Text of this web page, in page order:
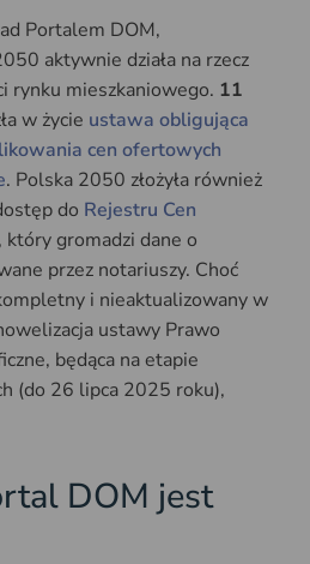
Portalem DOM,
aktywnie działa na rzecz
rynku mieszkaniowego. 11
w życie ustawa obligująca
cen ofertowych
. Polska 2050 złożyła również
do Rejestru Cen
, który gromadzi dane o
przez notariuszy. Choć
i nieaktualizowany w
ustawy Prawo
będąca na etapie
(do 26 lipca 2025 roku),
DOM jest